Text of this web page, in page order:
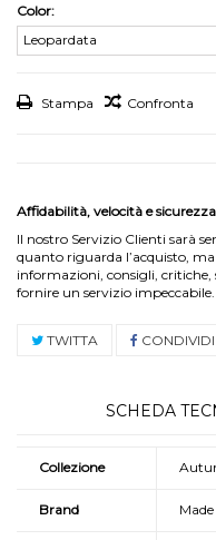
Color:
Stampa Confronta
Affidabilità, velocità e
Il nostro Servizio Clienti sarà
quanto riguarda l’acquisto,
informazioni, consigli,
fornire un servizio impeccabile.
TWITTA CONDIVIDI
SCHEDA
Collezione
Brand